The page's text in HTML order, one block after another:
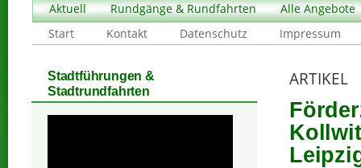
Aktuell Rundgänge & Rundfahrten
Alle Angebote
Start
Kontakt Datenschutz Impressum
ARTIKEL
Stadtführungen &
Stadtrundfahrten